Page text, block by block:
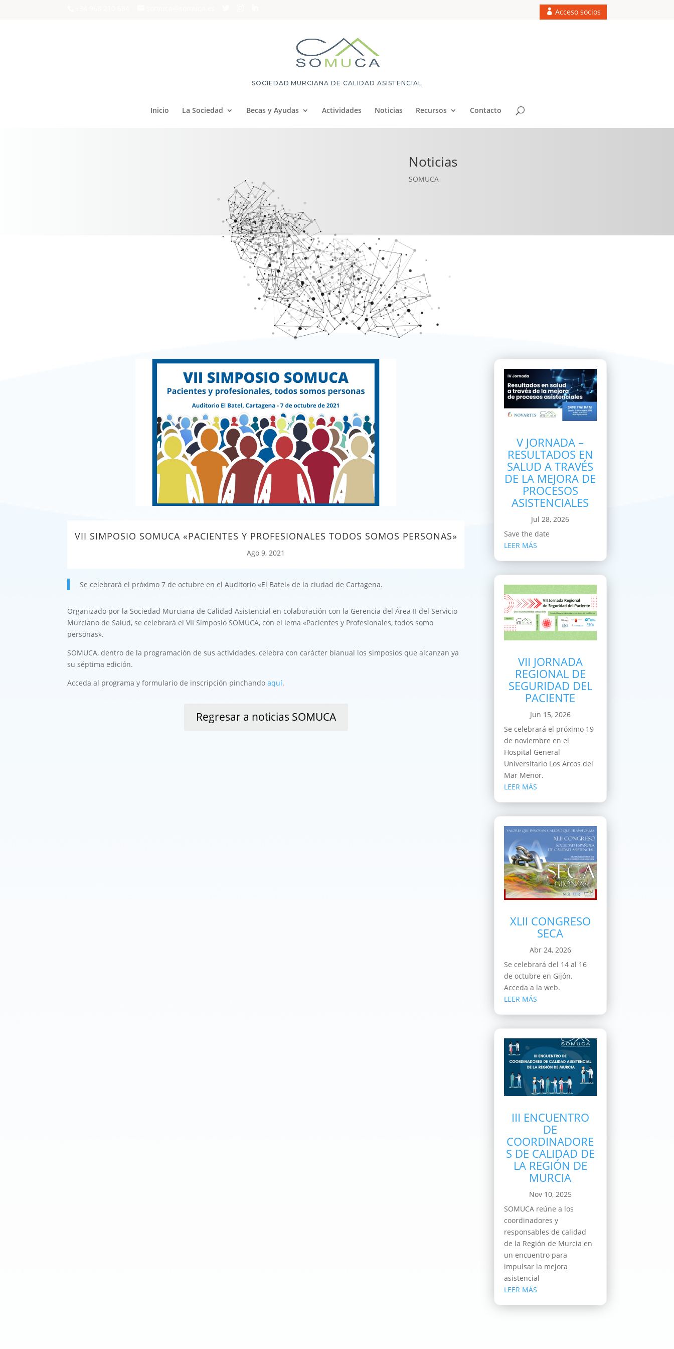
Acceso socios
SOCIEDAD MURCIANA DE CALIDAD ASISTENCIAL
Inicio La Sociedad Becas y Ayudas Actividades Noticias Recursos Contacto
Noticias
SOMUCA
VII SIMPOSIO SOMUCA «PACIENTES Y PROFESIONALES TODOS SOMOS PERSONAS»
Ago 9, 2021
Se celebrará el próximo 7 de octubre en el Auditorio «El Batel» de la ciudad de Cartagena.
Organizado por la Sociedad Murciana de Calidad Asistencial en colaboración con la Gerencia del Área II del Servicio
Murciano de Salud, se celebrará el VII Simposio SOMUCA, con el lema «Pacientes y Profesionales, todos somo
personas».
SOMUCA, dentro de la programación de sus actividades, celebra con carácter bianual los simposios que alcanzan ya
su séptima edición.
Acceda al programa y formulario de inscripción pinchandoaquí.
Regresar a noticias SOMUCA
V JORNADA –
RESULTADOS EN
SALUD A TRAVÉS
DE LA MEJORA DE
PROCESOS
ASISTENCIALES
Jul 28, 2026
Save the date
LEER MÁS
VII JORNADA
REGIONAL DE
SEGURIDAD DEL
PACIENTE
Jun 15, 2026
Se celebrará el próximo 19
de noviembre en el
Hospital General
Universitario Los Arcos del
Mar Menor.
LEER MÁS
XLII CONGRESO
SECA
Abr 24, 2026
Se celebrará del 14 al 16
de octubre en Gijón.
Acceda a la web.
LEER MÁS
III ENCUENTRO
DE
COORDINADORE
S DE CALIDAD DE
LA REGIÓN DE
MURCIA
Nov 10, 2025
SOMUCA reúne a los
coordinadores y
responsables de calidad
de la Región de Murcia en
un encuentro para
impulsar la mejora
asistencial
LEER MÁS